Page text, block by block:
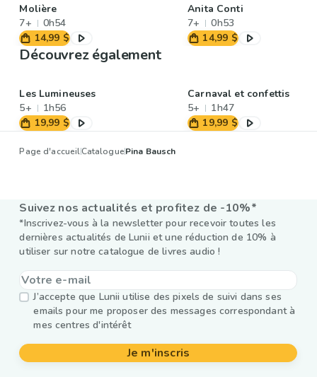
Molière
7+
0h54
14,99 $
Anita Conti
7+
0h53
14,99 $
Découvrez également
Les Lumineuses
5+
1h56
19,99 $
Carnaval et confettis
5+
1h47
19,99 $
Page d'accueilCataloguePina Bausch
Suivez nos actualités et profitez de -10%*
*Inscrivez-vous à la newsletter pour recevoir toutes les
dernières actualités de Lunii et une réduction de 10% à
utiliser sur notre catalogue de livres audio !
J’accepte que Lunii utilise des pixels de suivi dans ses
emails pour me proposer des messages correspondant à
mes centres d'intérêt
Je m'inscris